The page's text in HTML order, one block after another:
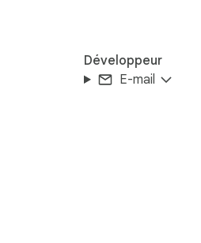
Premium Sender, Web
including contacts not saved
prohibited.
and other countries. WAPI -
Développeur
E-mail